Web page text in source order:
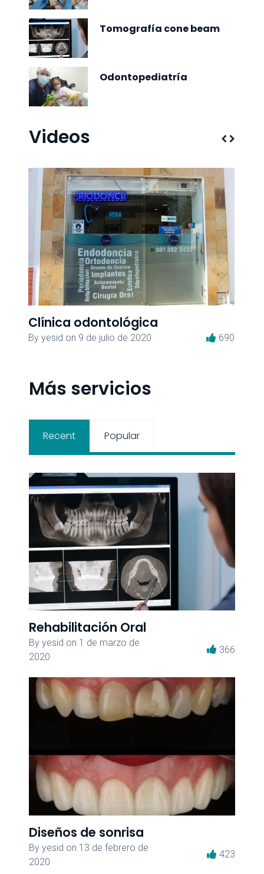
Tomografía cone beam
Odontopediatría
Videos
Clínica odontológica
Byyesid on 9 de julio de 2020 690
Más servicios
Recent Popular
Rehabilitación Oral
By yesid on 1 de marzo de
2020
366
Diseños de sonrisa
By yesid on 13 de febrero de
2020
423